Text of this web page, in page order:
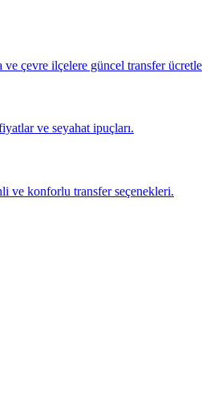
çevre ilçelere güncel transfer
ve seyahat ipuçları.
ve konforlu transfer seçenekleri.